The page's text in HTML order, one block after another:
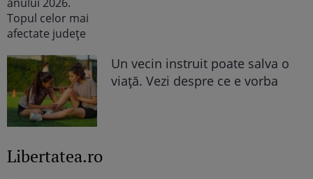
Un vecin instruit poate salva o
viață. Vezi despre ce e vorba
Libertatea.ro